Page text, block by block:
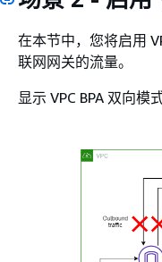
在本节中，您将启用
联网网关的流量。
显示 VPC BPA 双向模